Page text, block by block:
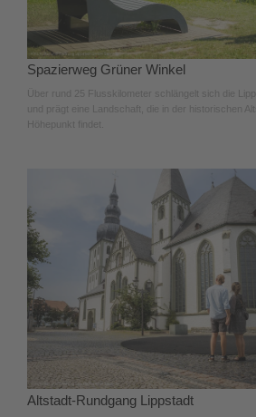
Spazierweg Grüner Winkel
Über rund 25 Flusskilometer schlängelt sich die
und prägt eine Landschaft, die in der historischen
Höhepunkt findet.
Altstadt-Rundgang Lippstadt